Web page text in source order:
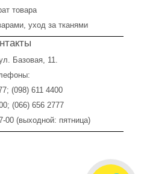
товара
уход за тканями
Базовая, 11.
; (098) 611 4400
; (066) 656 2777
00 (выходной: пятница)